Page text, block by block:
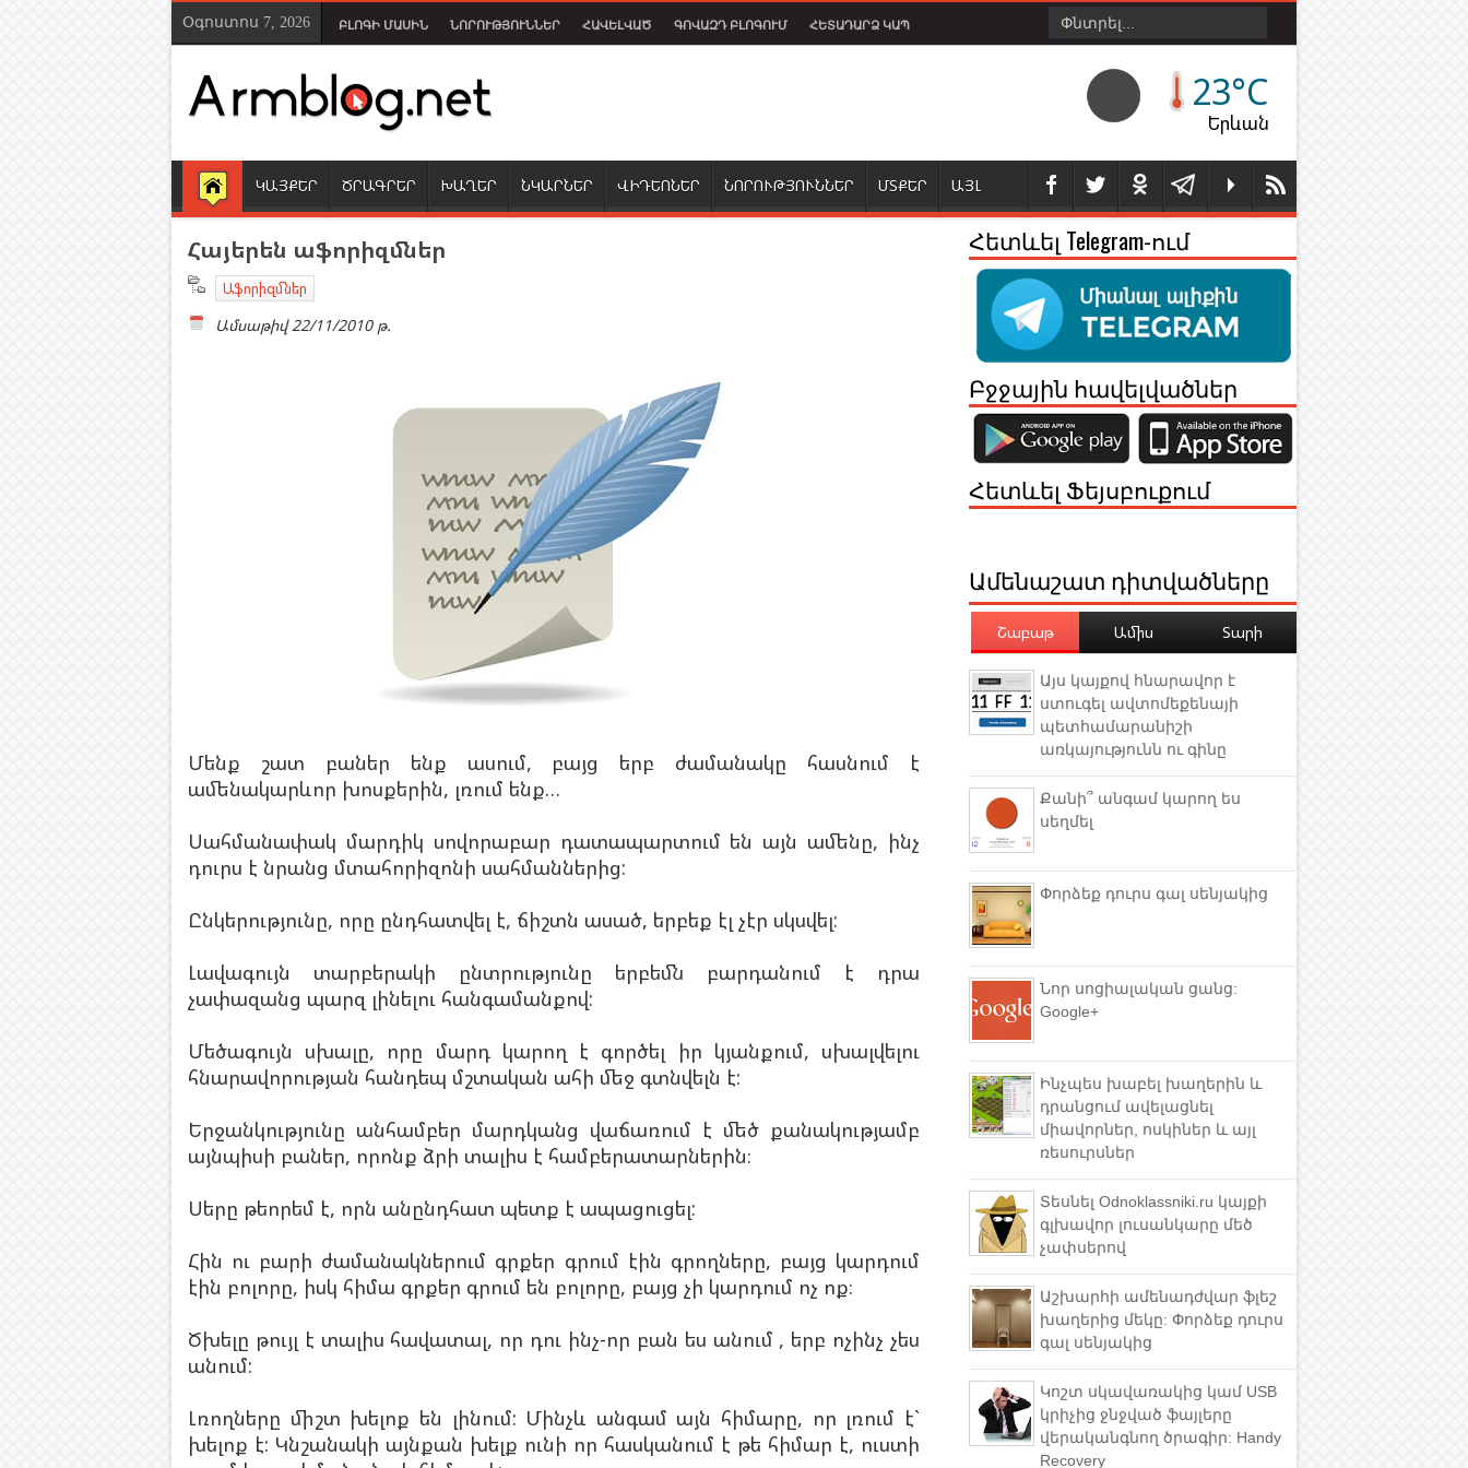
Օգոստոս 7, 2026 ԲԼՈԳԻ ՄԱՍԻՆ ՆՈՐՈՒԹՅՈՒՆՆԵՐ ՀԱՎԵԼՎԱԾ ԳՈՎԱԶԴ ԲԼՈԳՈՒՄ ՀԵՏԱԴԱՐՁ ԿԱՊ
23°C
Երևան
ԿԱՅՔԵՐ ԾՐԱԳՐԵՐ ԽԱՂԵՐ ՆԿԱՐՆԵՐ ՎԻԴԵՈՆԵՐ ՆՈՐՈՒԹՅՈՒՆՆԵՐ ՄՏՔԵՐ ԱՅԼ
Հայերեն աֆորիզմներ
Աֆորիզմներ
Ամսաթիվ 22/11/2010 թ.
Մենք շատ բաներ ենք ասում, բայց երբ ժամանակը հասնում է
ամենակարևոր խոսքերին, լռում ենք…
Սահմանափակ մարդիկ սովորաբար դատապարտում են այն ամենը, ինչ
դուրս է նրանց մտահորիզոնի սահմաններից:
Ընկերությունը, որը ընդհատվել է, ճիշտն ասած, երբեք էլ չէր սկսվել:
Լավագույն տարբերակի ընտրությունը երբեմն բարդանում է դրա
չափազանց պարզ լինելու հանգամանքով:
Մեծագույն սխալը, որը մարդ կարող է գործել իր կյանքում, սխալվելու
հնարավորության հանդեպ մշտական ահի մեջ գտնվելն է:
Երջանկությունը անհամբեր մարդկանց վաճառում է մեծ քանակությամբ
այնպիսի բաներ, որոնք ձրի տալիս է համբերատարներին։
Սերը թեորեմ է, որն անընդհատ պետք է ապացուցել:
Հին ու բարի ժամանակներում գրքեր գրում էին գրողները, բայց կարդում
էին բոլորը, իսկ հիմա գրքեր գրում են բոլորը, բայց չի կարդում ոչ ոք։
Ծխելը թույլ է տալիս հավատալ, որ դու ինչ-որ բան ես անում , երբ ոչինչ չես
անում:
Լռողները միշտ խելոք են լինում: Մինչև անգամ այն հիմարը, որ լռում է`
խելոք է: Կնշանակի այնքան խելք ունի որ հասկանում է թե հիմար է, ուստի
Հետևել Telegram-ում
Բջջային հավելվածներ
Հետևել Ֆեյսբուքում
Ամենաշատ դիտվածները
Շաբաթ Ամիս Տարի
Այս կայքով հնարավոր է
ստուգել ավտոմեքենայի
պետհամարանիշի
առկայությունն ու գինը
Քանի՞ անգամ կարող ես
սեղմել
Փորձեք դուրս գալ սենյակից
Նոր սոցիալական ցանց:
Google+
Ինչպես խաբել խաղերին և
դրանցում ավելացնել
միավորներ, ոսկիներ և այլ
ռեսուրսներ
Տեսնել Odnoklassniki.ru կայքի
գլխավոր լուսանկարը մեծ
չափսերով
Աշխարհի ամենադժվար ֆլեշ
խաղերից մեկը: Փորձեք դուրս
գալ սենյակից
Կոշտ սկավառակից կամ USB
կրիչից ջնջված ֆայլերը
վերականգնող ծրագիր: Handy
Recovery